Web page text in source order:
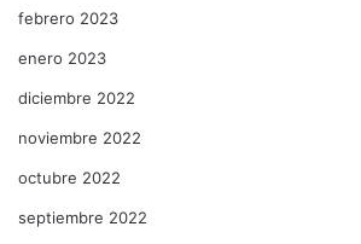
febrero 2023
enero 2023
diciembre 2022
noviembre 2022
octubre 2022
septiembre 2022